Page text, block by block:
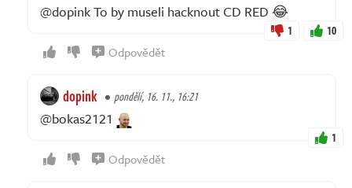
@dopink To by museli hacknout CD RED 😂
1 10
Odpovědět
dopink pondělí, 16. 11., 16:21
@bokas2121
1
Odpovědět